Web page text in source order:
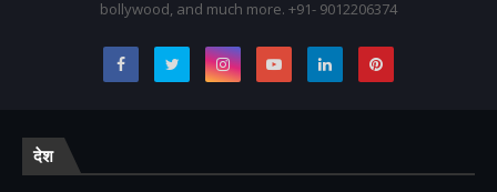
bollywood, and much more. +91- 9012206374
देश